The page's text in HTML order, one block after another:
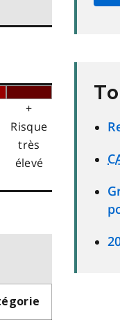
+
Risque
très
élevé